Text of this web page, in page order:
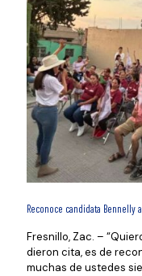
Reconoce candidata Bennelly
Fresnillo, Zac. –
dieron cita, es de
muchas de ustedes